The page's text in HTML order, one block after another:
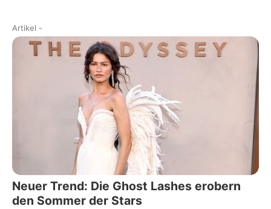
Artikel -
Neuer Trend: Die Ghost Lashes erobern
den Sommer der Stars